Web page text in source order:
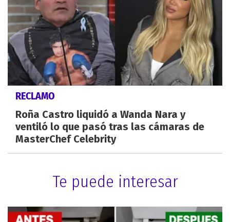
RECLAMO
Roña Castro liquidó a Wanda Nara y
ventiló lo que pasó tras las cámaras de
MasterChef Celebrity
Te puede interesar